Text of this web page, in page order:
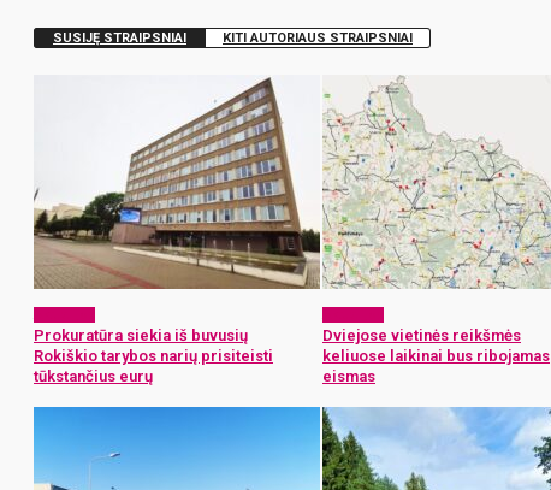
SUSIJĘ STRAIPSNIAI KITI AUTORIAUS STRAIPSNIAI
Prokuratūra siekia iš buvusių
Rokiškio tarybos narių prisiteisti
tūkstančius eurų
Dviejose vietinės reikšmės
keliuose laikinai bus ribojamas
eismas